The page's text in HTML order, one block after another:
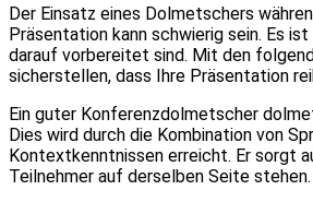
Der Einsatz eines Dolmetschers
Präsentation kann schwierig sein. Es
darauf vorbereitet sind. Mit den
sicherstellen, dass Ihre Präsentation
Ein guter Konferenzdolmetscher
Dies wird durch die Kombination von
Kontextkenntnissen erreicht. Er sorgt
Teilnehmer auf derselben Seite stehen.